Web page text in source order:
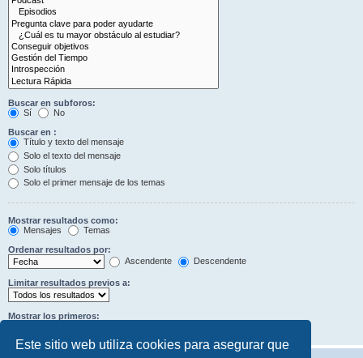
Este sitio web utiliza cookies para asegurar que
Buscar en subforos:
Sí
No
Buscar en :
Título y texto del mensaje
Solo el texto del mensaje
Solo títulos
Solo el primer mensaje de los temas
Mostrar resultados como:
Mensajes
Temas
Ordenar resultados por:
Ascendente
Descendente
Limitar resultados previos a:
Mostrar los primeros: